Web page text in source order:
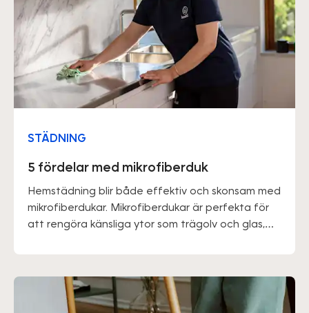
STÄDNING
5 fördelar med mikrofiberduk
Hemstädning blir både effektiv och skonsam med
mikrofiberdukar. Mikrofiberdukar är perfekta för
att rengöra känsliga ytor som trägolv och glas,
att använda handskar eller smörja in händerna
efter användning.